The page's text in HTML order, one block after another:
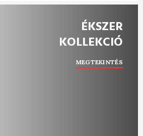
ÉKSZER
KOLLEKCIÓ
MEGTEKINTÉS